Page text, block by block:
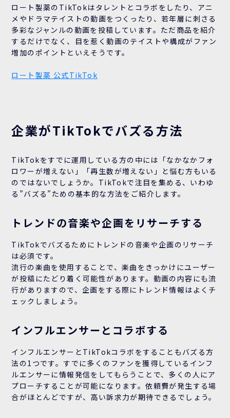
ロート製薬のTikTokはタレントとコラボをしたり、アニ
メやドラマテイストの動画をつくったり、若年層に刺さる
多彩なジャンルの動画を投稿しています。ただ商品を紹介
するだけでなく、目を惹く動画のテイストや構成がファン
増加のポイントといえそうです。
ロート製薬 公式TikTok
企業がTikTokでバズる方法
TikTokをすでに運用している方の中には「なかなかフォ
ロワーが増えない」「再生数が増えない」と悩む方もいる
のではないでしょうか。TikTokで注目を集める、いわゆ
る”バズる”ための基本的な方法をご紹介します。
トレンドの音楽や企画をリサーチする
TikTokでバズるためにトレンドの音楽や企画のリサーチ
は必須です。
流行の楽曲を使用することで、楽曲をきっかけにユーザー
が投稿にたどり着く可能性があります。動画の内容にも流
行がありますので、企画をする際にトレンド情報はよくチ
ェックしましょう。
インフルエンサーとコラボする
インフルエンサーとTikTokコラボをすることもバズる方
法の1つです。すでに多くのファンを獲得しているインフ
ルエンサーに情報発信をしてもらうことで、多くの人にア
プローチすることが可能になります。依頼費が発生する場
合がほとんどですが、高い訴求力が期待できるでしょう。